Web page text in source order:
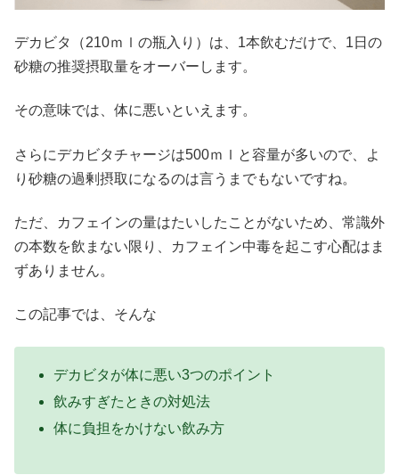
デカビタ（210ｍｌの瓶入り）は、1本飲むだけで、1日の
砂糖の推奨摂取量をオーバーします。
その意味では、体に悪いといえます。
さらにデカビタチャージは500ｍｌと容量が多いので、よ
り砂糖の過剰摂取になるのは言うまでもないですね。
ただ、カフェインの量はたいしたことがないため、常識外
の本数を飲まない限り、カフェイン中毒を起こす心配はま
ずありません。
この記事では、そんな
デカビタが体に悪い3つのポイント
飲みすぎたときの対処法
体に負担をかけない飲み方